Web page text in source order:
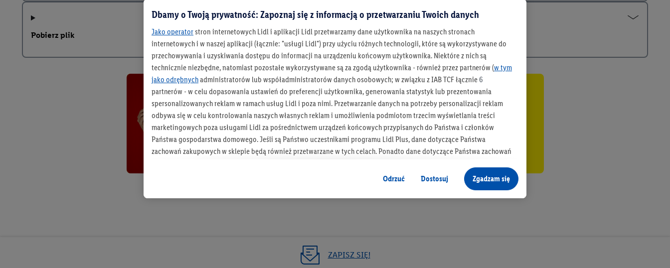
Pobierz plik
Bądź na bieżąco
Otrzymuj newsletter Lidla
Zapisz się!
ZAPISZ SIĘ!
Dbamy o Twoją prywatność: Zapoznaj się z informacją o przetwarzaniu Twoich danych
Jako operatorstron internetowych Lidl i aplikacji Lidl przetwarzamy dane użytkownika na naszych stronach
internetowych i w naszej aplikacji (łącznie: "usługi Lidl") przy użyciu różnych technologii, które są wykorzystywane do
przechowywania i uzyskiwania dostępu do informacji na urządzeniu końcowym użytkownika. Niektóre z nich są
technicznie niezbędne, natomiast pozostałe wykorzystywane są za zgodą użytkownika - również przez partnerów (w tym
jako odrębnychadministratorów lub współadministratorów danych osobowych; w związku z IAB TCF łącznie 6
partnerów - w celu dopasowania ustawień do preferencji użytkownika, generowania statystyk lub prezentowania
spersonalizowanych reklam w ramach usług Lidl i poza nimi. Przetwarzanie danych na potrzeby personalizacji reklam
odbywa się w celu kontrolowania naszych własnych reklam i umożliwienia podmiotom trzecim wyświetlania treści
marketingowych poza usługami Lidl za pośrednictwem urządzeń końcowych przypisanych do Państwa i członków
Państwa gospodarstwa domowego. Jeśli są Państwo uczestnikami programu Lidl Plus, dane dotyczące Państwa
zachowań zakupowych w sklepie będą również przetwarzane w tych celach. Ponadto dane dotyczące Państwa zachowań
jako niezależny administrator danych
Tworzenie spersonalizowanych reklam opiera się na generowaniu profili, które są również wzbogacane o dane z innych
końcowych w celu tworzenia grup docelowych (tzw. segmentów). W związku z personalizacją treści marketingowych,
przetwarzanie odbywa się również w celu pomiaru wydajności/skuteczności reklamy, badania grup docelowych,
Odrzuć Dostosuj Zgadzam się